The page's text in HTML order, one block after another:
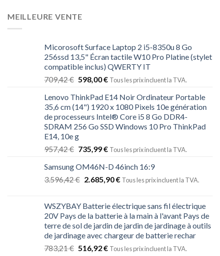
MEILLEURE VENTE
Micorosoft Surface Laptop 2 i5-8350u 8 Go
256ssd 13,5" Écran tactile W10 Pro Platine (stylet
compatible inclus) QWERTY IT
709,42€ 598,00€ Tous les prix incluent la TVA.
Lenovo ThinkPad E14 Noir Ordinateur Portable
35,6 cm (14") 1920 x 1080 Pixels 10e génération
de processeurs Intel® Core i5 8 Go DDR4-
SDRAM 256 Go SSD Windows 10 Pro ThinkPad
E14, 10e g
957,42€ 735,99€ Tous les prix incluent la TVA.
Samsung OM46N-D 46inch 16:9
3.596,42€ 2.685,90€ Tous les prix incluent la TVA.
WSZYBAY Batterie électrique sans fil électrique
20V Pays de la batterie à la main à l'avant Pays de
terre de sol de jardin de jardin de jardinage à outils
de jardinage avec chargeur de batterie rechar
783,21€ 516,92€ Tous les prix incluent la TVA.